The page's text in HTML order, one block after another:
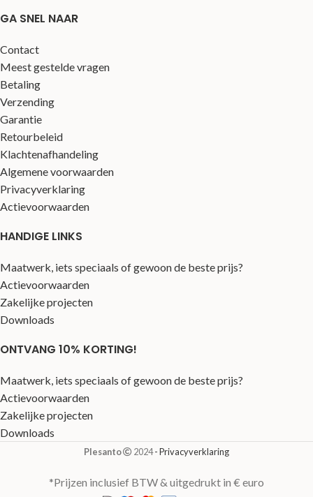
GA SNEL NAAR
Contact
Meest gestelde vragen
Betaling
Verzending
Garantie
Retourbeleid
Klachtenafhandeling
Algemene voorwaarden
Privacyverklaring
Actievoorwaarden
HANDIGE LINKS
Maatwerk, iets speciaals of gewoon de beste prijs?
Actievoorwaarden
Zakelijke projecten
Downloads
ONTVANG 10% KORTING!
Maatwerk, iets speciaals of gewoon de beste prijs?
Actievoorwaarden
Zakelijke projecten
Downloads
Plesanto 2024- Privacyverklaring
*Prijzen inclusief BTW & uitgedrukt in € euro